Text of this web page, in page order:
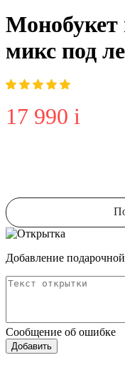
Монобукет
микс под
17 990 i
Добавление
Сообщение об ошибке